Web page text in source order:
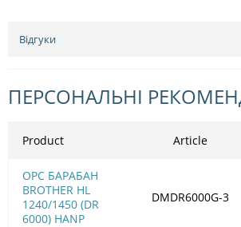
Відгуки
ПЕРСОНАЛЬНІ
Product
OPC БАРАБАН
BROTHER HL
1240/1450 (DR
6000) HANP
Article
DMDR6000G-3